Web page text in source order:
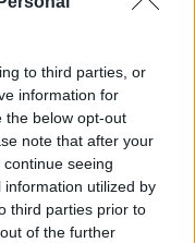
to third parties, or
information for
the below opt-out
note that after your
seeing
utilized by
third parties prior to
of the further
1 rok temu
aletak sobie
+